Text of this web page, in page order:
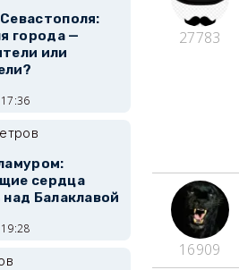
27783
16909
города —
или
сердца
Балаклавой